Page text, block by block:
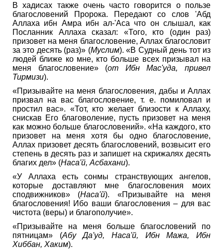
В хадисах также очень часто говорится о пользе
благословений Пророка. Передают со слов 'Абд
Аллаха ибн Амра ибн ал-'Аса что он слышал, как
Посланник Аллаха сказал: «Того, кто (один раз)
призовет на меня благословение, Аллах благословит
за это десять (раз)» (Муслим). «В Судный день тот из
людей ближе ко мне, кто больше всех призывал на
меня благословение» (от Ибн Мас'уда, привел
Тирмизи).
«Призывайте на меня благословения, дабы и Аллах
призвал на вас благословение, т. е. помиловал и
простил вас». «Тот, кто желает близости к Аллаху,
снискав Его благоволение, пусть призовет на меня
как можно больше благословений». «На каждого, кто
призовет на меня хотя бы одно благословение,
Аллах призовет десять благословений, возвысит его
степень в десять раз и запишет на скрижалях десять
благих дел» (Наса'й, Асбахани).
«У Аллаха есть сонмы странствующих ангелов,
которые доставляют мне благословения моих
сподвижников» (Наса'й). «Призывайте на меня
благословения! Ибо ваши благословения – для вас
чистота (веры) и благополучие».
«Призывайте на меня больше благословений по
пятницам» (Абу Да'уд, Наса'й, Ибн Мажа, Ибн
Хиббан, Хаким).